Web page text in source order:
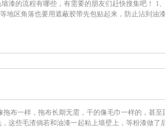
需要的朋友们赶快搜集吧！ 1、用毛巾擦去墙壁上的尘土和脏的碎
这些毛渣倘若和油漆一起粘上墙壁上，等粉漆做了